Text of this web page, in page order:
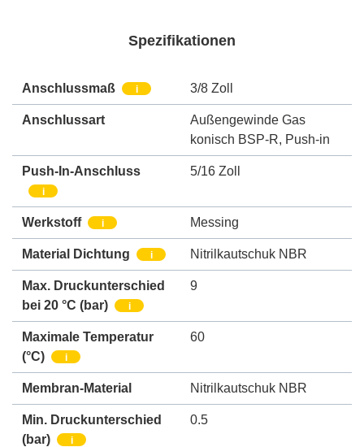
Spezifikationen
Anschlussmaß i 3/8 Zoll
Anschlussart
Außengewinde Gas
konisch BSP-R, Push-in
Push-In-Anschluss
i
5/16 Zoll
Werkstoff i Messing
Material Dichtung i Nitrilkautschuk NBR
Max. Druckunterschied
bei 20 °C (bar)
i
9
Maximale Temperatur
(°C)
i
60
Membran-Material Nitrilkautschuk NBR
Min. Druckunterschied
(bar)
i
0.5